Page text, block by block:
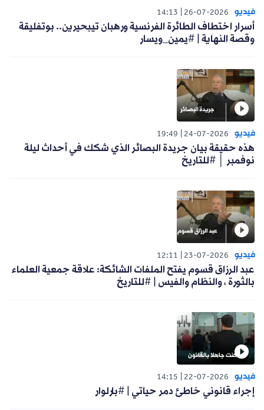
فيديو 26-07-2026
14:13
أسرار اختطاف الطائرة الفرنسية ورهبان تيبحيرين.. بوتفليقة
وقصة النهاية | #يمين_ويسار
فيديو 24-07-2026
19:49
هذه حقيقة بيان جريدة البصائر الذي شكك في أحداث ليلة
نوفمبر │ #للتاريخ
فيديو 23-07-2026
12:11
عبد الرزاق قسوم يفتح الملفات الشائكة: علاقة جمعية العلماء
بالثورة ، والنظام والفيس | #للتاريخ
فيديو 22-07-2026
14:15
إجراء قانوني خاطئ دمر حياتي | #بارلوار